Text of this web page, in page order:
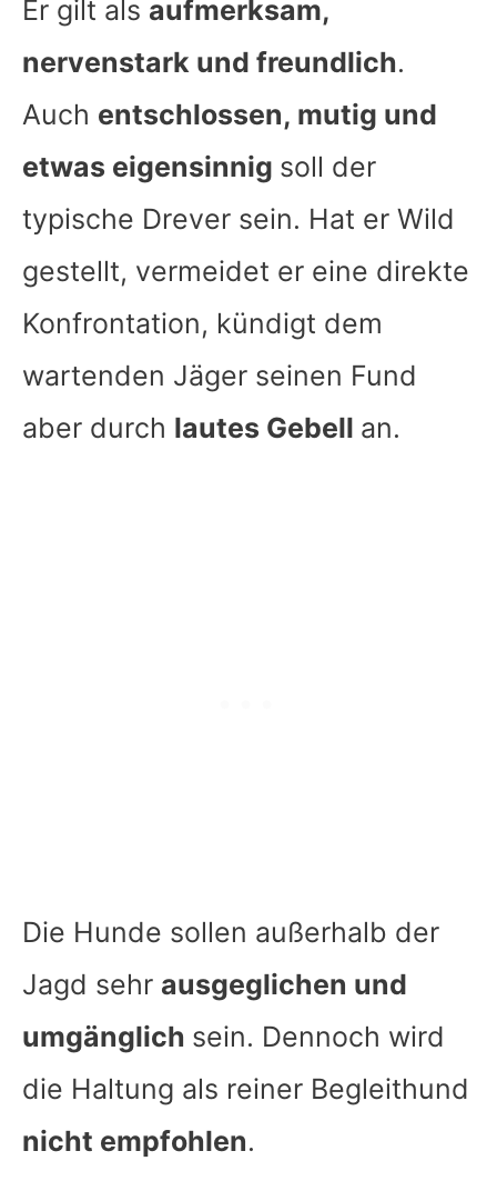
Er gilt als aufmerksam,
nervenstark und freundlich.
Auch entschlossen, mutig und
etwas eigensinnig soll der
typische Drever sein. Hat er Wild
gestellt, vermeidet er eine direkte
Konfrontation, kündigt dem
wartenden Jäger seinen Fund
aber durch lautes Gebell an.
Die Hunde sollen außerhalb der
Jagd sehr ausgeglichen und
umgänglich sein. Dennoch wird
die Haltung als reiner Begleithund
nicht empfohlen.